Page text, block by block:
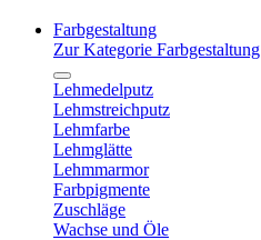
Farbgestaltung
Zur Kategorie Farbgestaltung
Lehmedelputz
Lehmstreichputz
Lehmfarbe
Lehmglätte
Lehmmarmor
Farbpigmente
Zuschläge
Wachse und Öle